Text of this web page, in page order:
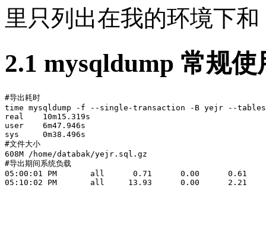
里只列出在我的环境下和
2.1 mysqldump 常规使
#导出耗时
time mysqldump -f --single-transaction -B yejr --
real    10m15.319s
user    6m47.946s
sys     0m38.496s
#文件大小
608M /home/databak/yejr.sql.gz
#导出期间系统负载
05:00:01 PM       all      0.71      0.00      0.61